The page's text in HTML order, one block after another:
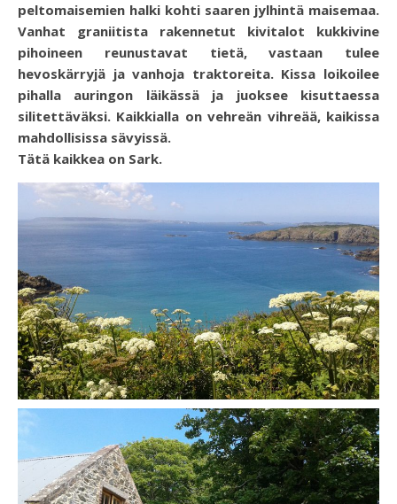
peltomaisemien halki kohti saaren jylhintä maisemaa.
Vanhat graniitista rakennetut kivitalot kukkivine
pihoineen reunustavat tietä, vastaan tulee
hevoskärryjä ja vanhoja traktoreita. Kissa loikoilee
pihalla auringon läikässä ja juoksee kisuttaessa
silitettäväksi. Kaikkialla on vehreän vihreää, kaikissa
mahdollisissa sävyissä.
Tätä kaikkea on Sark.